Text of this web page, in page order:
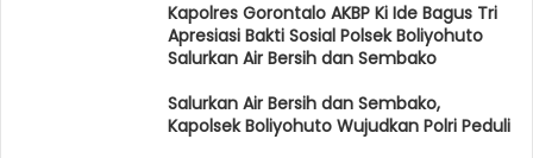
Kapolres Gorontalo AKBP Ki Ide Bagus Tri
Apresiasi Bakti Sosial Polsek Boliyohuto
Salurkan Air Bersih dan Sembako
Salurkan Air Bersih dan Sembako,
Kapolsek Boliyohuto Wujudkan Polri Peduli